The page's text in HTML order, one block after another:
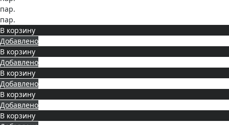
пар.
пар.
В корзину
Добавлено
В корзину
Добавлено
В корзину
Добавлено
В корзину
Добавлено
В корзину